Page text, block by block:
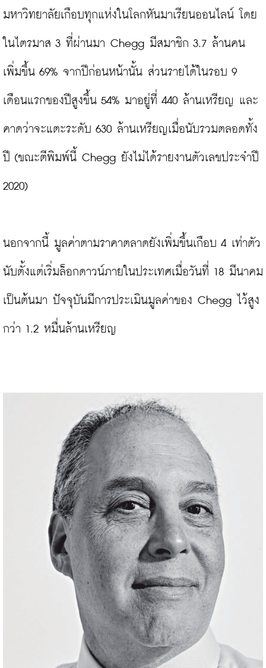
มหาวิทยาลัยเกือบทุกแห่งในโลกหันมาเรียนออนไลน์ โดย
ในไตรมาส 3 ที่ผ่านมา Chegg มีสมาชิก 3.7 ล้านคน
เพิ่มขึ้น 69% จากปีก่อนหน้านั้น ส่วนรายได้ในรอบ 9
เดือนแรกของปีสูงขึ้น 54% มาอยู่ที่ 440 ล้านเหรียญ และ
คาดว่าจะแตะระดับ 630 ล้านเหรียญเมื่อนับรวมตลอดทั้ง
ปี (ขณะตีพิมพ์นี้ Chegg ยังไม่ได้รายงานตัวเลขประจำปี
2020)
นอกจากนี้ มูลค่าตามราคาตลาดยังเพิ่มขึ้นเกือบ 4 เท่าตัว
นับตั้งแต่เริ่มล็อกดาวน์ภายในประเทศเมื่อวันที่ 18 มีนาคม
เป็นต้นมา ปัจจุบันมีการประเมินมูลค่าของ Chegg ไว้สูง
กว่า 1.2 หมื่นล้านเหรียญ